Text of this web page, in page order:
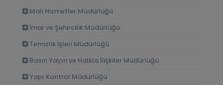
Mali Hizmetler Müdürlüğü
İmar ve Şehircilik Müdürlüğü
Temizlik İşleri Müdürlüğü
Basın Yayın ve Halkla İlişkiler Müdürlüğü
Yapı Kontrol Müdürlüğü